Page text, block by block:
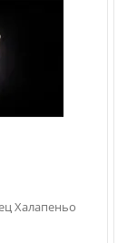
Халапеньо